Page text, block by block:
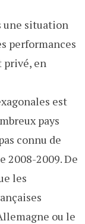
une situation
performances
privé, en
est
pays
connu de
2008-2009. De
les
ou le